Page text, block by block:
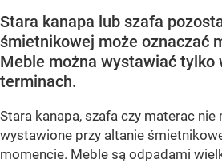
Stara kanapa lub szafa
śmietnikowej może oznaczać
Meble można wystawiać tylko
terminach.
Stara kanapa, szafa czy materac
wystawione przy altanie
momencie. Meble są odpadami